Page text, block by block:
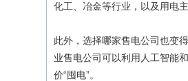
化工、冶金等行业，以及用电
此外，选择哪家售电公司也变
业售电公司可以利用人工智能
价“囤电”。